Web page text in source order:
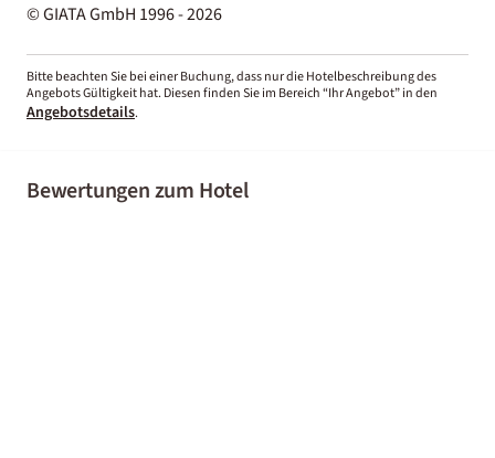
© GIATA GmbH 1996 - 2026
Bitte beachten Sie bei einer Buchung, dass nur die Hotelbeschreibung des
Angebots Gültigkeit hat. Diesen finden Sie im Bereich “Ihr Angebot” in den
Angebotsdetails.
Bewertungen zum Hotel